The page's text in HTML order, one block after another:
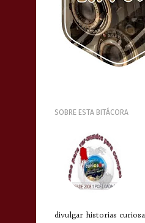
SOBRE ESTA BITÁCORA
divulgar historias